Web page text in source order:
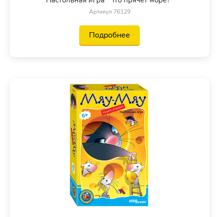
Артикул 76129
Подробнее